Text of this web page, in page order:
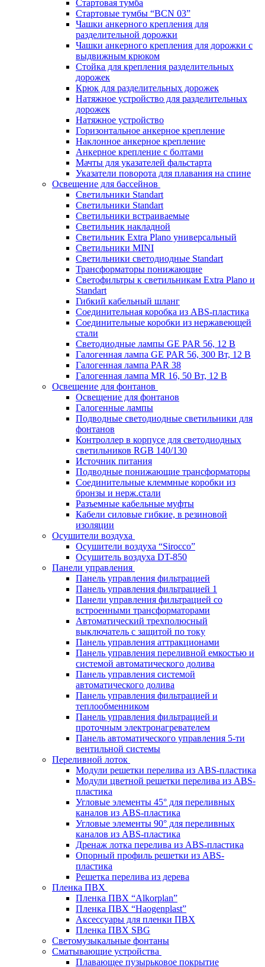
Стартовая тумба
Стартовые тумбы “BCN 03”
Чашки анкерного крепления для
разделительной дорожки
Чашки анкерного крепления для дорожки с
выдвижным крюком
Стойка для крепления разделительных
дорожек
Крюк для разделительных дорожек
Натяжное устройство для разделительных
дорожек
Натяжное устройство
Горизонтальное анкерное крепление
Наклонное анкерное крепление
Анкерное крепление с болтами
Мачты для указателей фальстарта
Указатели поворота для плавания на спине
Освещение для бассейнов
Светильники Standart
Светильники Standart
Светильники встраиваемые
Светильник накладной
Светильник Extra Plano универсальный
Светильники MINI
Светильники светодиодные Standart
Трансформаторы понижающие
Светофильтры к светильникам Extra Plano и
Standart
Гибкий кабельный шланг
Соединительная коробка из ABS-пластика
Соединительные коробки из нержавеющей
стали
Светодиодные лампы GE PAR 56, 12 В
Галогенная лампа GE PAR 56, 300 Вт, 12 В
Галогенная лампа PAR 38
Галогенная лампа MR 16, 50 Вт, 12 В
Освещение для фонтанов
Освещение для фонтанов
Галогенные лампы
Подводные светодиодные светильники для
фонтанов
Контроллер в корпусе для светодиодных
светильников RGB 140/130
Источник питания
Подводные понижающие трансформаторы
Соединительные клеммные коробки из
бронзы и нерж.стали
Разъемные кабельные муфты
Кабели силовые гибкие, в резиновой
изоляции
Осушители воздуха
Осушители воздуха “Sirocco”
Осушитель воздуха DT-850
Панели управления
Панель управления фильтрацией
Панель управления фильтрацией 1
Панели управления фильтрацией cо
встроенными трансформаторами
Автоматический трехполюсный
выключатель с защитой по току
Панель управления аттракционами
Панель управления переливной емкостью и
системой автоматического долива
Панель управления системой
автоматического долива
Панель управления фильтрацией и
теплообменником
Панель управления фильтрацией и
проточным электронагревателем
Панель автоматического управления 5-ти
вентильной системы
Переливной лоток
Модули решетки перелива из ABS-пластика
Модули цветной решетки перелива из ABS-
пластика
Угловые элементы 45° для переливных
каналов из ABS-пластика
Угловые элементы 90° для переливных
каналов из ABS-пластика
Дренаж лотка перелива из ABS-пластика
Опорный профиль решетки из ABS-
пластика
Решетка перелива из дерева
Пленка ПВХ
Пленка ПВХ “Alkorplan”
Пленка ПВХ “Haogenplast”
Аксессуары для пленки ПВХ
Пленка ПВХ SBG
Светомузыкальные фонтаны
Сматывающие устройства
Плавающее пузырьковое покрытие